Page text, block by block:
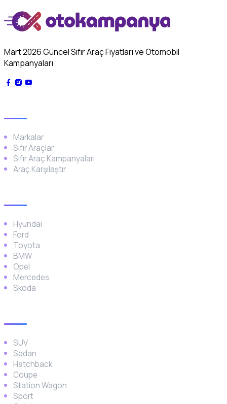
Mart 2026 Güncel Sıfır Araç Fiyatları ve Otomobil
Kampanyaları
Markalar
Sıfır Araçlar
Sıfır Araç Kampanyaları
Araç Karşılaştır
Hyundai
Ford
Toyota
BMW
Opel
Mercedes
Skoda
SUV
Sedan
Hatchback
Coupe
Station Wagon
Sport